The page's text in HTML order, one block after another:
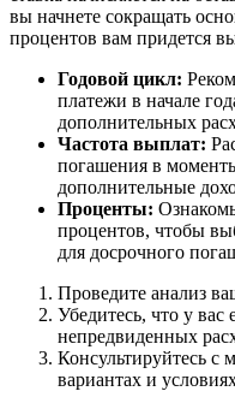
вы начнете сокращать
процентов вам придется
Годовой цикл:
платежи в начале
дополнительных
Частота выплат:
погашения в
дополнительные
Проценты:
процентов, чтобы
для досрочного
Проведите анализ
Убедитесь, что у вас
непредвиденных
Консультируйтесь
вариантах и